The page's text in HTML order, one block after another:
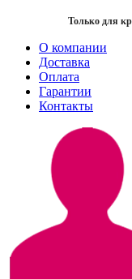
Только для
О компании
Доставка
Оплата
Гарантии
Контакты